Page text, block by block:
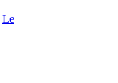
Le